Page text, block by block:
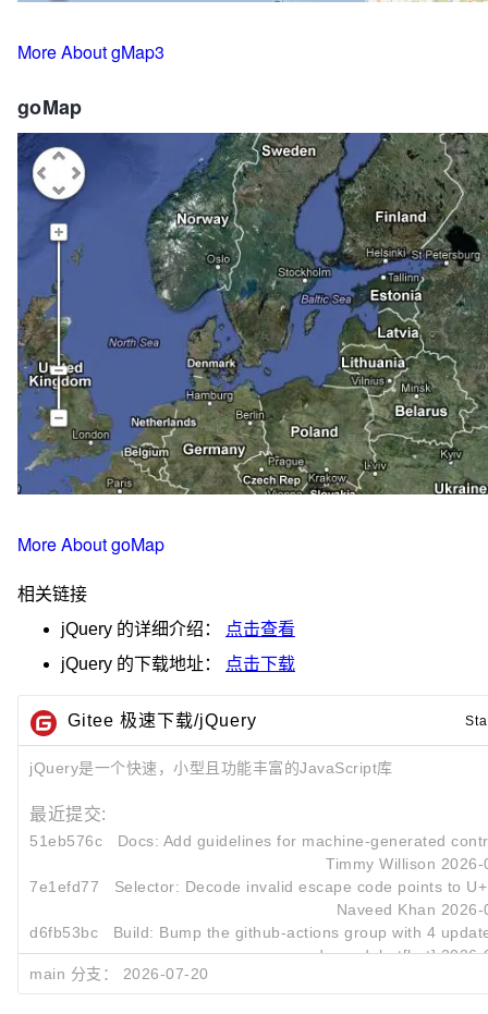
More About gMap3
goMap
More About goMap
相关链接
jQuery 的详细介绍：
点击查看
jQuery 的下载地址： 点击下载
Gitee 极速下载/jQuery
jQuery是一个快速，小型且功能丰富的JavaScript库
最近提交:
51eb576c
Docs: Add guidelines for machine-generated
Timmy Willison
7e1efd77
Selector: Decode invalid escape code points to
Naveed Khan
d6fb53bc
Build: Bump the github-actions group with 4
dependabot[bot] 2026-
main 分支：
2026-07-20